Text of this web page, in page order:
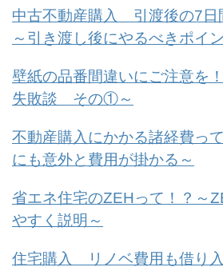
中古不動産購入 引渡後の7日
～引き渡し後にやるべきポイ
壁紙の品番間違いにご注意を
失敗談 その①～
不動産購入にかかる諸経費っ
にも意外と費用が掛かる～
省エネ住宅のZEHって！？～
やすく説明～
住宅購入 リノベ費用も借り